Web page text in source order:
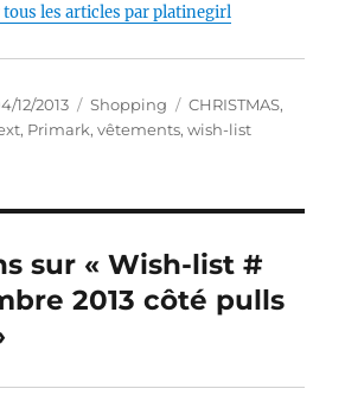
les articles par platinegirl
12/2013 Catégories
Shopping Étiquettes
CHRISTMAS,
, Primark,vêtements,wish-list
sur « Wish-list #
2013 côté pulls